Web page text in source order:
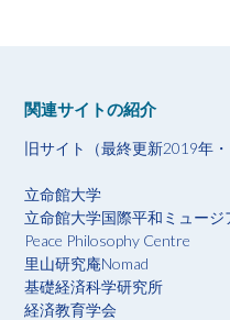
関連サイトの紹介
旧サイト（最終更新2019年
立命館大学
立命館大学国際平和ミュージ
Peace Philosophy Centre
里山研究庵Nomad
基礎経済科学研究所
経済教育学会